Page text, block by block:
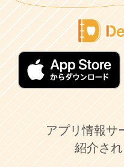
アプリ情報サ
紹介さ